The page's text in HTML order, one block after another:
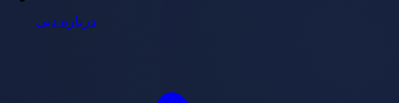
درباره دبی